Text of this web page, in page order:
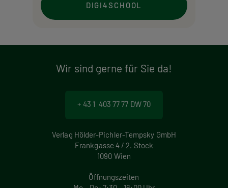
DIGI4SCHOOL
Wir sind gerne für Sie da!
+ 43 1 403 77 77 DW 70
Verlag Hölder-Pichler-Tempsky GmbH
Frankgasse 4 / 2. Stock
1090 Wien
Öffnungszeiten